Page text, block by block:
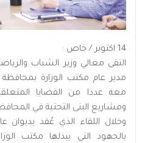
14 اكتوبر / خاص :
التقى معالي وزير الشباب
مدير عام مكتب الوزارة
معه عددا من القضايا المتعلقة
ومشاريع البنى التحتية في
وخلال اللقاء الذي عُقد بديوان
بالجهود التي يبذلها مكتب